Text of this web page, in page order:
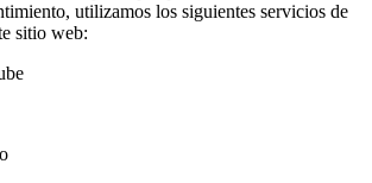
utilizamos los siguientes servicios de
sitio web: